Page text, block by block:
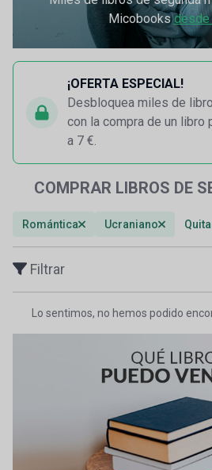
Micobooksdesde
¡OFERTA ESPECIAL!
Desbloquea miles de
con la compra de un libro
a 7 €.
COMPRAR LIBROS DE
Romántica Ucraniano
Filtrar
Lo sentimos, no hemos podido